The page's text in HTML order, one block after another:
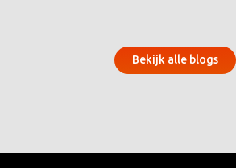
Bekijk alle blogs